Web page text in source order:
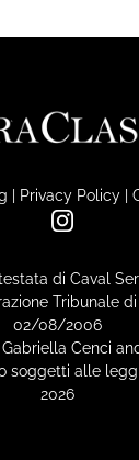
| Privacy Policy|
di Caval
Tribunale di
02/08/2006
Cenci
soggetti alle
2026